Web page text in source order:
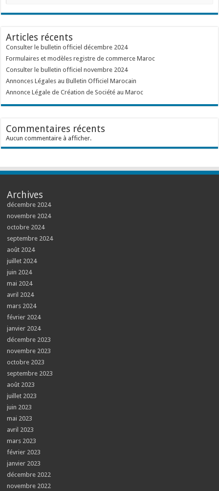
Articles récents
Consulter le bulletin officiel décembre 2024
Formulaires et modèles registre de commerce Maroc
Consulter le bulletin officiel novembre 2024
Annonces Légales au Bulletin Officiel Marocain
Annonce Légale de Création de Société au Maroc
Commentaires récents
Aucun commentaire à afficher.
Archives
décembre 2024
novembre 2024
octobre 2024
septembre 2024
août 2024
juillet 2024
juin 2024
mai 2024
avril 2024
mars 2024
février 2024
janvier 2024
décembre 2023
novembre 2023
octobre 2023
septembre 2023
août 2023
juillet 2023
juin 2023
mai 2023
avril 2023
mars 2023
février 2023
janvier 2023
décembre 2022
novembre 2022